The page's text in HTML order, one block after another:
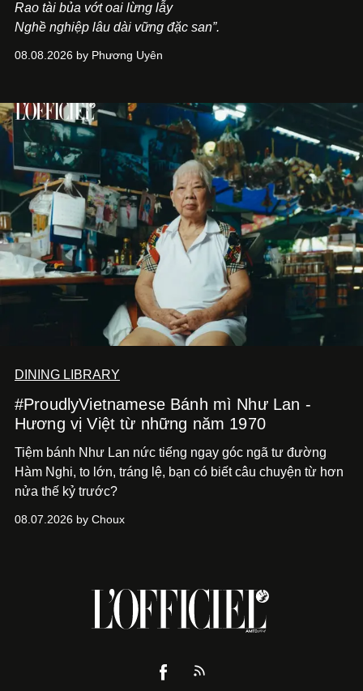
Rao tài bủa vớt oai lừng lẫy
Nghề nghiệp lâu dài vững đặc san”.
08.08.2026 by Phương Uyên
DINING LIBRARY
#ProudlyVietnamese Bánh mì Như Lan -
Hương vị Việt từ những năm 1970
Tiệm bánh Như Lan nức tiếng ngay góc ngã tư đường
Hàm Nghi, to lớn, tráng lệ, bạn có biết câu chuyện từ hơn
nửa thế kỷ trước?
08.07.2026 by Choux